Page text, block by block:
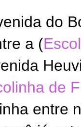
do
a (
de
entre